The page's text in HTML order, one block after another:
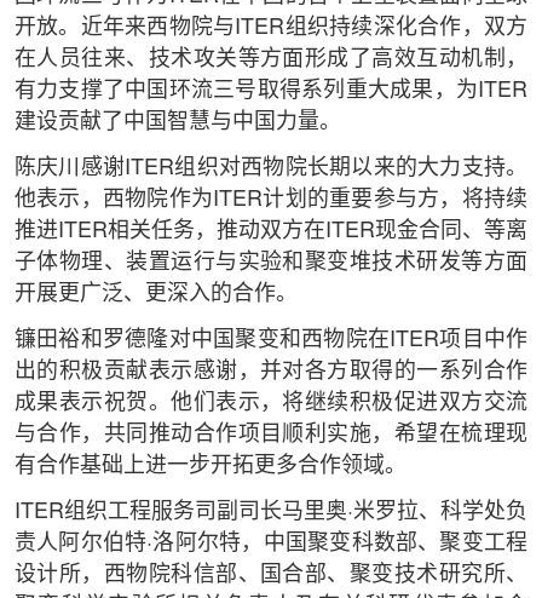
开放。近年来西物院与ITER组织持续深化合作，双方
在人员往来、技术攻关等方面形成了高效互动机制，
有力支撑了中国环流三号取得系列重大成果，为ITER
建设贡献了中国智慧与中国力量。
陈庆川感谢ITER组织对西物院长期以来的大力支持。
他表示，西物院作为ITER计划的重要参与方，将持续
推进ITER相关任务，推动双方在ITER现金合同、等离
子体物理、装置运行与实验和聚变堆技术研发等方面
开展更广泛、更深入的合作。
镰田裕和罗德隆对中国聚变和西物院在ITER项目中作
出的积极贡献表示感谢，并对各方取得的一系列合作
成果表示祝贺。他们表示，将继续积极促进双方交流
与合作，共同推动合作项目顺利实施，希望在梳理现
有合作基础上进一步开拓更多合作领域。
ITER组织工程服务司副司长马里奥·米罗拉、科学处负
责人阿尔伯特·洛阿尔特，中国聚变科数部、聚变工程
设计所，西物院科信部、国合部、聚变技术研究所、